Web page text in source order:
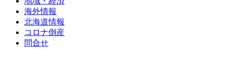
海外情報
北海道情報
コロナ倒産
問合せ